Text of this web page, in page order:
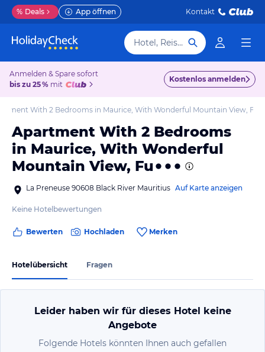
% Deals App öffnen Kontakt
Hotel, Reiseziel
Anmelden & Spare sofort
bis zu 25 % mit
Kostenlos anmelden
With 2 Bedrooms in Maurice, With Wonderful Mountain View, Fu
Apartment With 2 Bedrooms
in Maurice, With Wonderful
Mountain View, Fu
La Preneuse 90608 Black River Mauritius Auf Karte anzeigen
Keine Hotelbewertungen
Bewerten Hochladen Merken
Hotelübersicht Fragen
Leider haben wir für dieses Hotel keine
Angebote
Folgende Hotels könnten Ihnen auch gefallen